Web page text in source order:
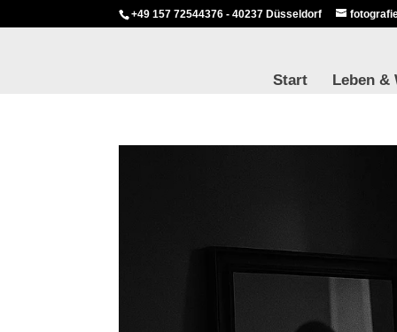
+49 157 72544376 - 40237 Düsseldorf
Start Leben &